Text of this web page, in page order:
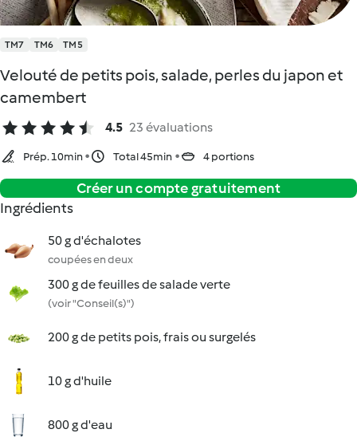
TM7 TM6 TM5
Velouté de petits pois, salade, perles du japon et
camembert
4.5 23 évaluations
Prép. 10min Total 45min 4 portions
Créer un compte gratuitement
Ingrédients
50 g d'échalotes
coupées en deux
300 g de feuilles de salade verte
(voir "Conseil(s)")
200 g de petits pois, frais ou surgelés
10 g d'huile
800 g d'eau